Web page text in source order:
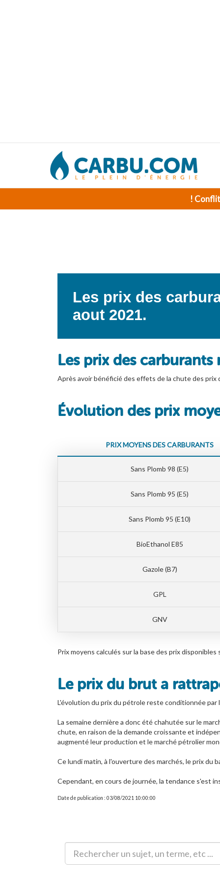
!
Les prix des
aout 2021.
Les prix des
Après avoir bénéficié des effets de la chute des prix
Évolution des prix
PRIX MOYENS DES CARBURANTS
Sans Plomb 98 (E5)
Sans Plomb 95 (E5)
Sans Plomb 95 (E10)
BioEthanol E85
Gazole (B7)
GPL
GNV
Prix moyens calculés sur la base des prix disponibles
Le prix du brut a
L'évolution du prix du pétrole reste conditionnée
La semaine dernière a donc été chahutée sur le
chute, en raison de la demande croissante et
augmenté leur production et le marché pétrolier
Ce lundi matin, à l'ouverture des marchés, le prix du
Cependant, en cours de journée, la tendance s'est
Date de publication : 03/08/2021 10:00:00